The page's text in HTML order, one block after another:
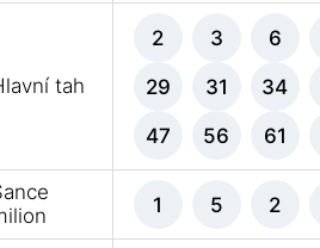
tah
2 3 6
29 31 34
47 56 61
1 5 2